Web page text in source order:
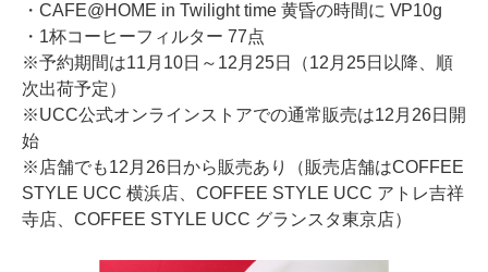
・CAFE@HOME in Twilight time 黄昏の時間に VP10g
・1杯コーヒーフィルター 77点
※予約期間は11月10日～12月25日（12月25日以降、順
次出荷予定）
※UCC公式オンラインストアでの通常販売は12月26日開
始
※店舗でも12月26日から販売あり（販売店舗はCOFFEE
STYLE UCC 横浜店、COFFEE STYLE UCC アトレ吉祥
寺店、COFFEE STYLE UCC グランスタ東京店）